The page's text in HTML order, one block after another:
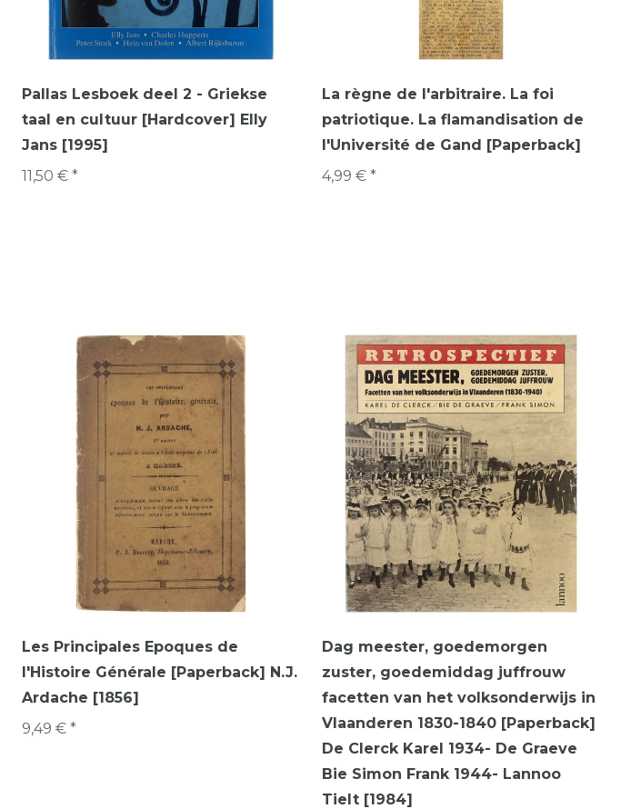
Pallas Lesboek deel 2 - Griekse
taal en cultuur [Hardcover] Elly
Jans [1995]
11,50 € *
La règne de l'arbitraire. La foi
patriotique. La flamandisation de
l'Université de Gand [Paperback]
4,99 € *
Les Principales Epoques de
l'Histoire Générale [Paperback] N.J.
Ardache [1856]
9,49 € *
Dag meester, goedemorgen
zuster, goedemiddag juffrouw
facetten van het volksonderwijs in
Vlaanderen 1830-1840 [Paperback]
De Clerck Karel 1934- De Graeve
Bie Simon Frank 1944- Lannoo
Tielt [1984]